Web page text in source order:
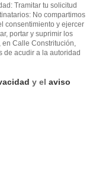
Tramitar tu solicitud
No compartimos
consentimiento y ejercer
portar y suprimir los
Calle Constritución,
de acudir a la autoridad
y el aviso